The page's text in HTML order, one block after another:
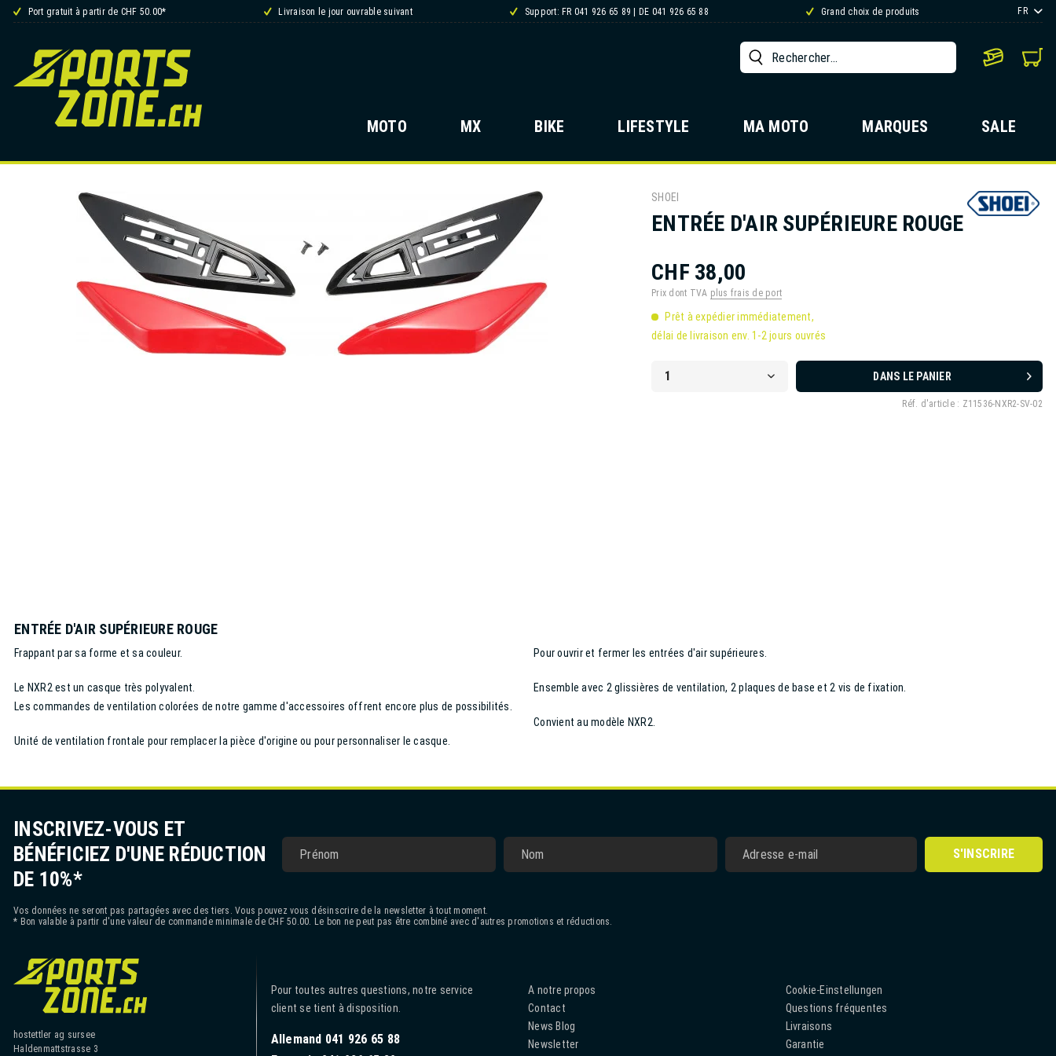
Port gratuit à partir de CHF 50.00* Livraison le jour ouvrable suivant Support: FR 041 926 65 89 | DE 041 926 65 88 Grand choix de produits FR
MOTO MX BIKE LIFESTYLE MA MOTO MARQUES SALE
SHOEI
ENTRÉE D'AIR SUPÉRIEURE ROUGE
CHF 38,00
Prix dont TVA plus frais de port
Prêt à expédier immédiatement,
délai de livraison env. 1-2 jours ouvrés
DANS LE PANIER
Réf. d'article : Z11536-NXR2-SV-02
ENTRÉE D'AIR SUPÉRIEURE ROUGE
Frappant par sa forme et sa couleur.
Le NXR2 est un casque très polyvalent.
Les commandes de ventilation colorées de notre gamme d'accessoires offrent encore plus de possibilités.
Unité de ventilation frontale pour remplacer la pièce d'origine ou pour personnaliser le casque.
Pour ouvrir et fermer les entrées d'air supérieures.
Ensemble avec 2 glissières de ventilation, 2 plaques de base et 2 vis de fixation.
Convient au modèle NXR2.
INSCRIVEZ-VOUS ET
BÉNÉFICIEZ D'UNE RÉDUCTION
DE 10%*
S'INSCRIRE
Vos données ne seront pas partagées avec des tiers. Vous pouvez vous désinscrire de la newsletter à tout moment.
* Bon valable à partir d'une valeur de commande minimale de CHF 50.00. Le bon ne peut pas être combiné avec d'autres promotions et réductions.
hostettler ag sursee
Haldenmattstrasse 3
Pour toutes autres questions, notre service
client se tient à disposition.
Allemand 041 926 65 88
A notre propos
Contact
News Blog
Newsletter
Cookie-Einstellungen
Questions fréquentes
Livraisons
Garantie